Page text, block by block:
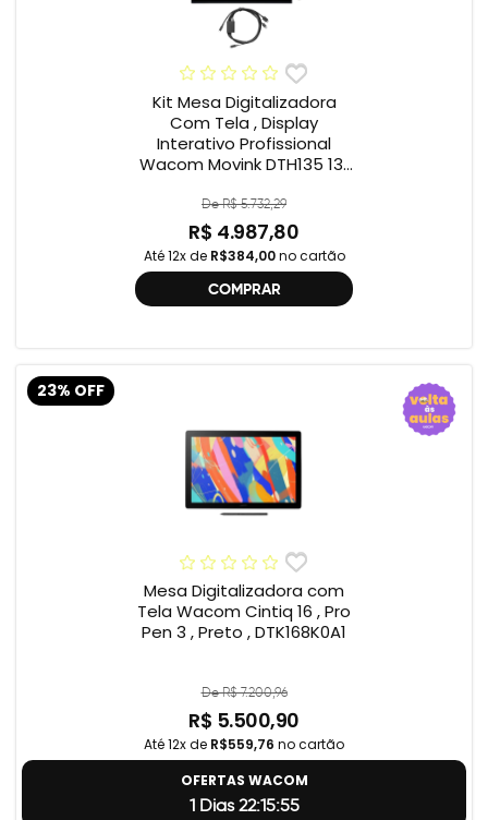
Kit Mesa Digitalizadora
Com Tela , Display
Interativo Profissional
Wacom Movink DTH135 13”
One , 2ª geração
De R$ 5.732,29
R$ 4.987,80
Até 12x de R$384,00no cartão
COMPRAR
23% OFF
Mesa Digitalizadora com
Tela Wacom Cintiq 16 , Pro
Pen 3 , Preto , DTK168K0A1
De R$ 7.200,96
R$ 5.500,90
Até 12x de R$559,76 no cartão
OFERTAS WACOM
1 Dias 22:15:55